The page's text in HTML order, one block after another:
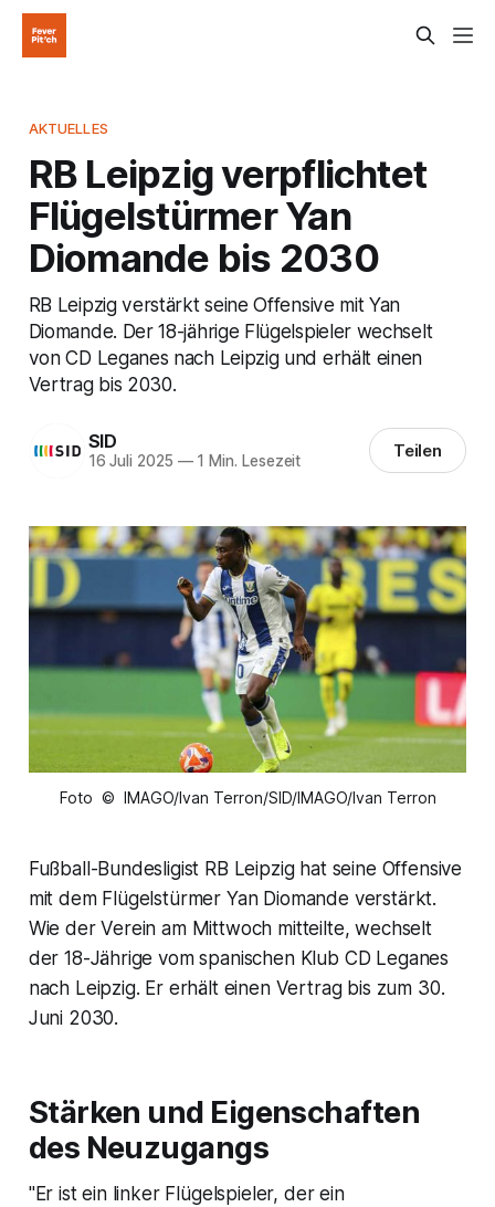
AKTUELLES
RB Leipzig verpflichtet
Flügelstürmer Yan
Diomande bis 2030
RB Leipzig verstärkt seine Offensive mit Yan
Diomande. Der 18-jährige Flügelspieler wechselt
von CD Leganes nach Leipzig und erhält einen
Vertrag bis 2030.
SID
16 Juli 2025 —1 Min. Lesezeit Teilen
Foto © IMAGO/Ivan Terron/SID/IMAGO/Ivan Terron
Fußball-Bundesligist RB Leipzig hat seine Offensive
mit dem Flügelstürmer Yan Diomande verstärkt.
Wie der Verein am Mittwoch mitteilte, wechselt
der 18-Jährige vom spanischen Klub CD Leganes
nach Leipzig. Er erhält einen Vertrag bis zum 30.
Juni 2030.
Stärken und Eigenschaften
des Neuzugangs
"Er ist ein linker Flügelspieler, der ein